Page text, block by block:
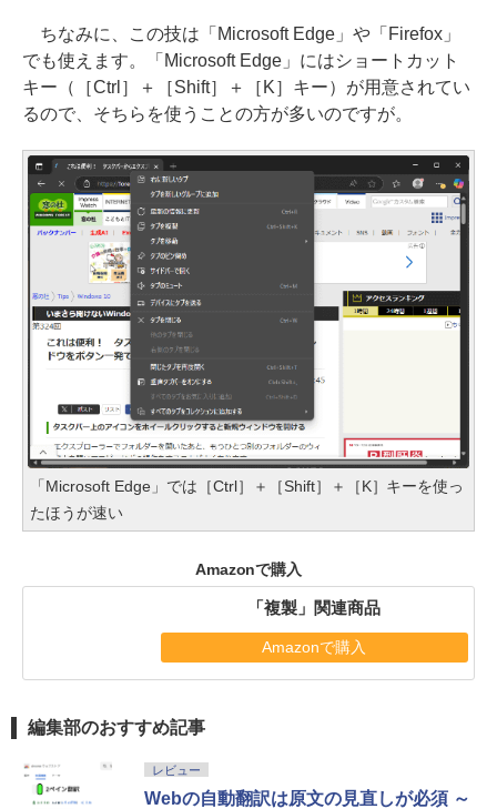
ちなみに、この技は「Microsoft Edge」や「Firefox」
でも使えます。「Microsoft Edge」にはショートカット
キー（［Ctrl］＋［Shift］＋［K］キー）が用意されてい
るので、そちらを使うことの方が多いのですが。
「Microsoft Edge」では［Ctrl］＋［Shift］＋［K］キーを使っ
たほうが速い
Amazonで購入
「複製」関連商品
Amazonで購入
編集部のおすすめ記事
レビュー
Webの自動翻訳は原文の見直しが必須 ～